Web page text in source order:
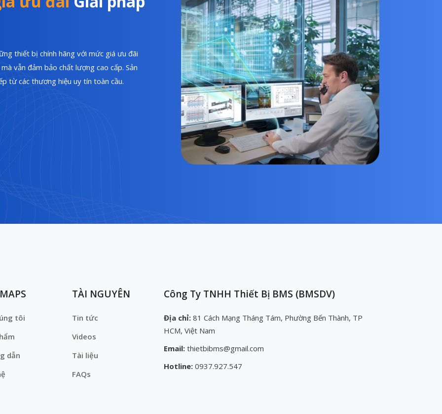
thiết bị chính hãng với mức giá ưu đãi
vẫn đảm bảo chất lượng cao cấp. Sản
từ các thương hiệu uy tín toàn cầu.
tôi
dẫn
TÀI NGUYÊN
Tin tức
Videos
Tài liệu
FAQs
Công Ty TNHH Thiết Bị BMS (BMSDV)
Địa chỉ: 81 Cách Mạng Tháng Tám, Phường Bến Thành, TP
HCM, Việt Nam
Email: thietbibms@gmail.com
Hotline: 0937.927.547